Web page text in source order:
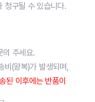
청구될 수 있습니다.
주세요.
(왕복)가 발생되며,
된 이후에는 반품이